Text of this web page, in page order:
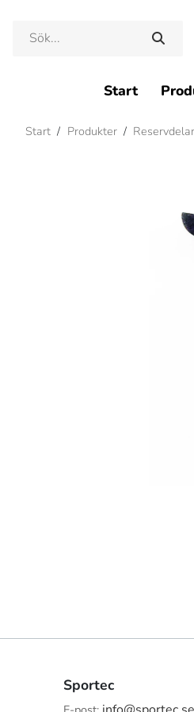
Start
Start / Produkter / Reservdelar
Sportec